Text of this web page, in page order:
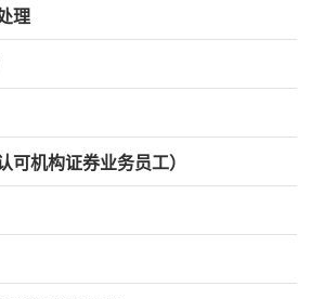
理
可机构证券业务员工）